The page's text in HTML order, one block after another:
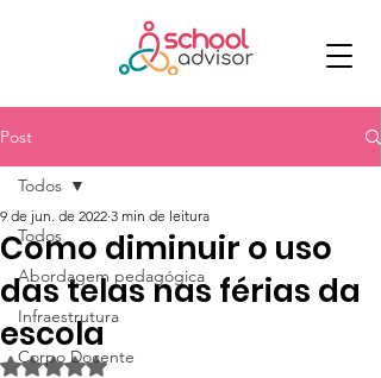
Post
Todos
Abordagem pedagógica
Infraestrutura
Corpo Docente
Todos
Como diminuir o uso
das telas nas férias da
escola
9 de jun. de 2022 3 min de leitura
Avaliado com NaN de 5 estrelas.